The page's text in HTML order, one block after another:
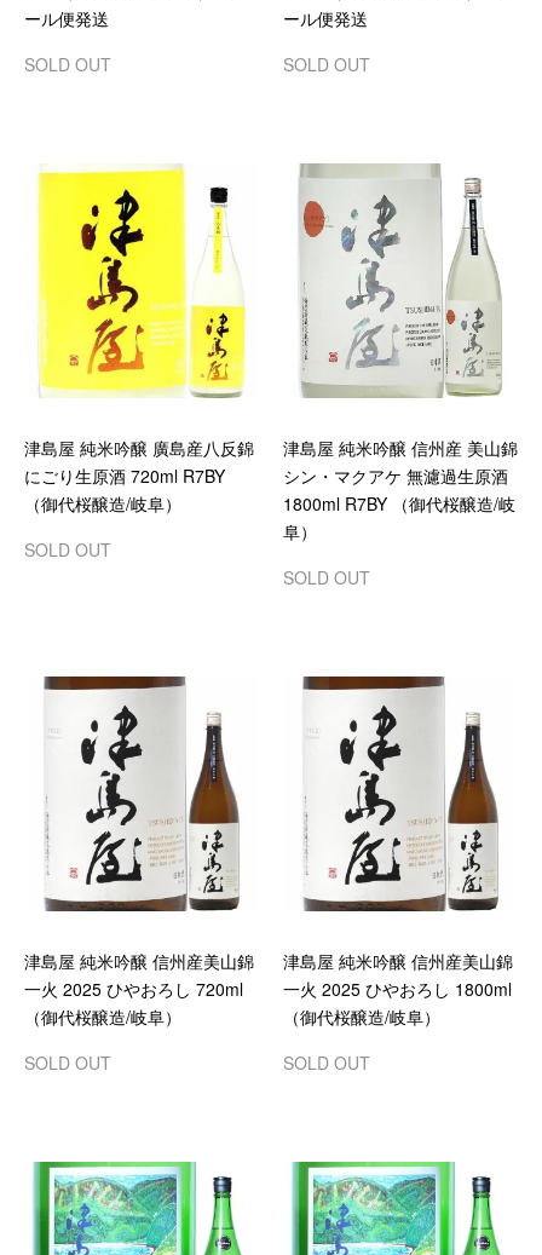
ール便発送
SOLD OUT
ール便発送
SOLD OUT
津島屋 純米吟醸 廣島産八反錦
にごり生原酒 720ml R7BY
（御代桜醸造/岐阜）
SOLD OUT
津島屋 純米吟醸 信州産 美山錦
シン・マクアケ 無濾過生原酒
1800ml R7BY （御代桜醸造/岐
阜）
SOLD OUT
津島屋 純米吟醸 信州産美山錦
一火 2025 ひやおろし 720ml
（御代桜醸造/岐阜）
SOLD OUT
津島屋 純米吟醸 信州産美山錦
一火 2025 ひやおろし 1800ml
（御代桜醸造/岐阜）
SOLD OUT